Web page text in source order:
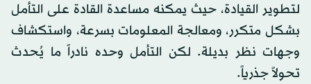
لتطوير القيادة، حيث يمكنه مساعدة القادة على التأمل
بشكل متكرر، ومعالجة المعلومات بسرعة، واستكشاف
وجهات نظر بديلة. لكن التأمل وحده نادراً ما يُحدث
تحولاً جذرياً.